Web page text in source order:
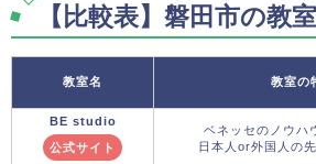
【比較表】磐田市の教
教室名 教室の
BE studio
公式サイト
ベネッセのノウハ
日本人or外国人の